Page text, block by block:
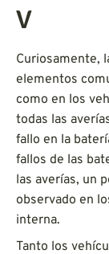
V
Curiosamente,
elementos
como en los
todas las
fallo en la
fallos de las
las averías, un
observado en
interna.
Tanto los